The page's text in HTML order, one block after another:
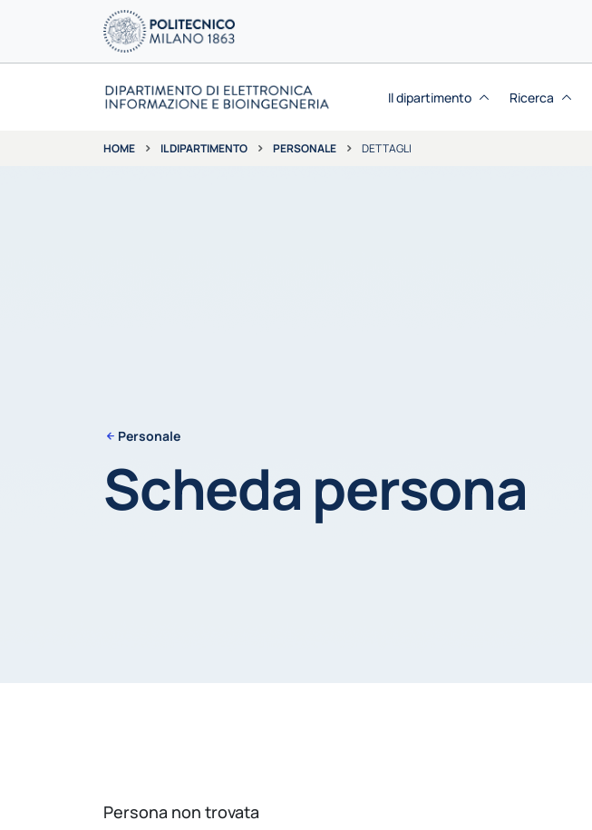
Il dipartimento Ricerca
HOME IL DIPARTIMENTO PERSONALE DETTAGLI
Personale
Scheda persona
Persona non trovata